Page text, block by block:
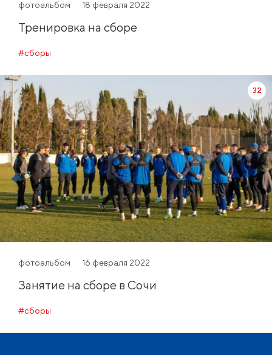
фотоальбом 18 февраля 2022
Тренировка на сборе
#сборы
32
фотоальбом 16 февраля 2022
Занятие на сборе в Сочи
#сборы